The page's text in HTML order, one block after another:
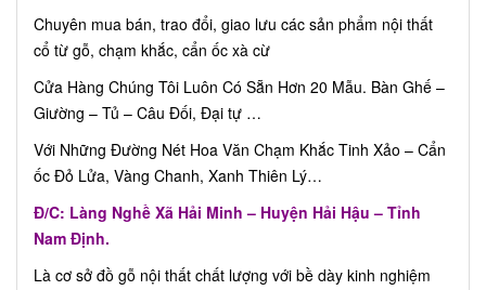
Chuyên mua bán, trao đổi, giao lưu các sản phẩm nội thất
cổ từ gỗ, chạm khắc, cẩn ốc xà cừ
Cửa Hàng Chúng Tôi Luôn Có Sẵn Hơn 20 Mẫu. Bàn Ghế –
Giường – Tủ – Câu Đối, Đại tự …
Với Những Đường Nét Hoa Văn Chạm Khắc Tinh Xảo – Cẩn
ốc Đỏ Lửa, Vàng Chanh, Xanh Thiên Lý…
Đ/C: Làng Nghề Xã Hải Minh – Huyện Hải Hậu – Tỉnh
Nam Định.
Là cơ sở đồ gỗ nội thất chất lượng với bề dày kinh nghiệm